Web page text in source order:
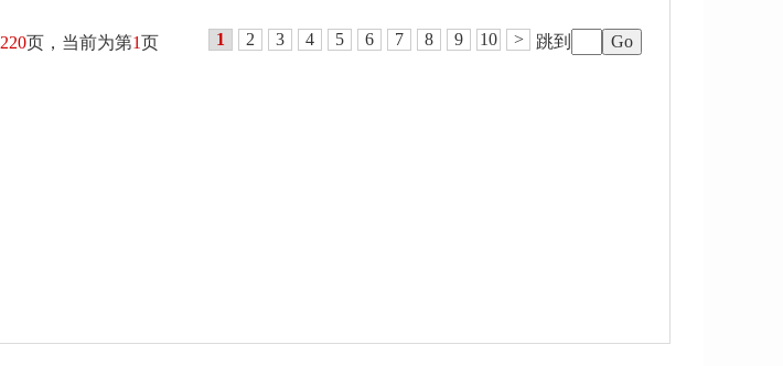
220页，当前为第1页 1 2 3 4 5 6 7 8 9 10 > 跳到